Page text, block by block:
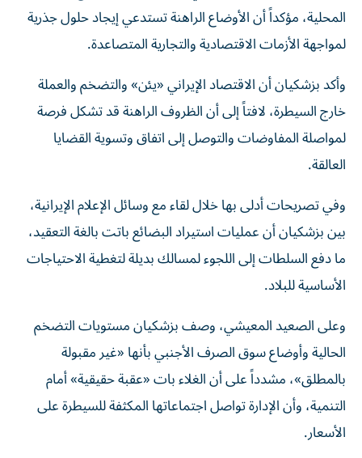
المحلية، مؤكداً أن الأوضاع الراهنة تستدعي إيجاد حلول جذرية
لمواجهة الأزمات الاقتصادية والتجارية المتصاعدة.
وأكد بزشكيان أن الاقتصاد الإيراني «يئن» والتضخم والعملة
خارج السيطرة، لافتاً إلى أن الظروف الراهنة قد تشكل فرصة
لمواصلة المفاوضات والتوصل إلى اتفاق وتسوية القضايا
العالقة.
وفي تصريحات أدلى بها خلال لقاء مع وسائل الإعلام الإيرانية،
بين بزشكيان أن عمليات استيراد البضائع باتت بالغة التعقيد،
ما دفع السلطات إلى اللجوء لمسالك بديلة لتغطية الاحتياجات
الأساسية للبلاد.
وعلى الصعيد المعيشي، وصف بزشكيان مستويات التضخم
الحالية وأوضاع سوق الصرف الأجنبي بأنها «غير مقبولة
بالمطلق»، مشدداً على أن الغلاء بات «عقبة حقيقية» أمام
التنمية، وأن الإدارة تواصل اجتماعاتها المكثفة للسيطرة على
الأسعار.